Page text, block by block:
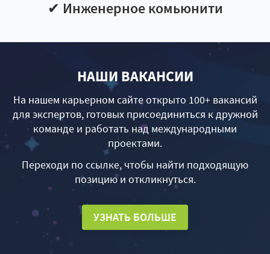
✔ Инженерное комьюнити
НАШИ ВАКАНСИИ
На нашем карьерном сайте открыто 100+ вакансий
для экспертов, готовых присоединиться к дружной
команде и работать над международными
проектами.
Переходи по ссылке, чтобы найти подходящую
позицию и откликнуться.
УЗНАТЬ БОЛЬШЕ